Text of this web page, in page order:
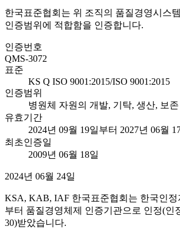
한국표준협회는 위 조직의 품질경영시스
인증범위에 적합함을 인증합니다.
인증번호
QMS-3072
표준
KS Q ISO 9001:2015/ISO 9001:2015
인증범위
병원체 자원의 개발, 기탁, 생산, 보
유효기간
2024년 09월 19일부터 2027년 06월
최초인증일
2009년 06월 18일
2024년 06월 24일
KSA, KAB, IAF 한국표준협회는 한국인
부터 품질경영체제 인증기관으로 인정(인
30)받았습니다.